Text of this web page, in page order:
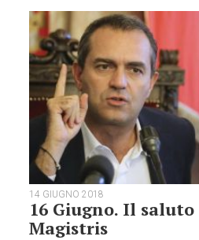
14 GIUGNO 2018
16 Giugno. Il
Magistris